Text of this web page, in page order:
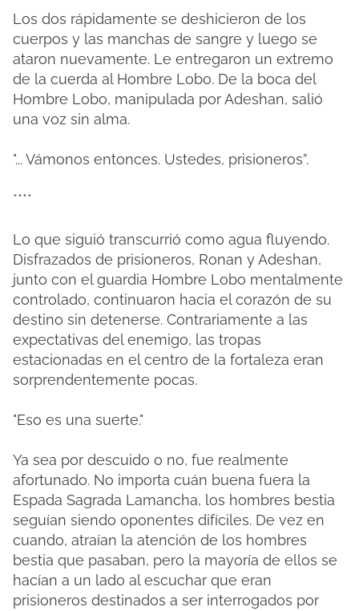
Los dos rápidamente se deshicieron de los
cuerpos y las manchas de sangre y luego se
ataron nuevamente. Le entregaron un extremo
de la cuerda al Hombre Lobo. De la boca del
Hombre Lobo, manipulada por Adeshan, salió
una voz sin alma.
"... Vámonos entonces. Ustedes, prisioneros”.
****
Lo que siguió transcurrió como agua fluyendo.
Disfrazados de prisioneros, Ronan y Adeshan,
junto con el guardia Hombre Lobo mentalmente
controlado, continuaron hacia el corazón de su
destino sin detenerse. Contrariamente a las
expectativas del enemigo, las tropas
estacionadas en el centro de la fortaleza eran
sorprendentemente pocas.
"Eso es una suerte."
Ya sea por descuido o no, fue realmente
afortunado. No importa cuán buena fuera la
Espada Sagrada Lamancha, los hombres bestia
seguían siendo oponentes difíciles. De vez en
cuando, atraían la atención de los hombres
bestia que pasaban, pero la mayoría de ellos se
hacían a un lado al escuchar que eran
prisioneros destinados a ser interrogados por